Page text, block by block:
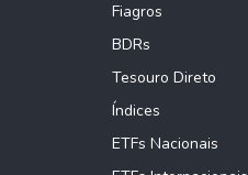
Fiagros
BDRs
Tesouro Direto
Índices
ETFs Nacionais